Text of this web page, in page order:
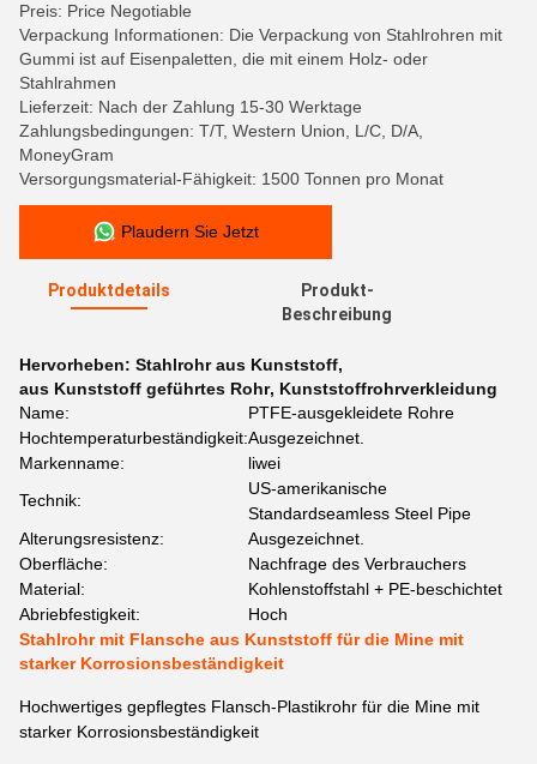
Preis: Price Negotiable
Verpackung Informationen: Die Verpackung von Stahlrohren mit
Gummi ist auf Eisenpaletten, die mit einem Holz- oder
Stahlrahmen
Lieferzeit: Nach der Zahlung 15-30 Werktage
Zahlungsbedingungen: T/T, Western Union, L/C, D/A,
MoneyGram
Versorgungsmaterial-Fähigkeit: 1500 Tonnen pro Monat
Plaudern Sie Jetzt
Produktdetails
Produkt-
Beschreibung
Hervorheben: Stahlrohr aus Kunststoff,
aus Kunststoff geführtes Rohr, Kunststoffrohrverkleidung
Name:
PTFE-ausgekleidete Rohre
Hochtemperaturbeständigkeit:Ausgezeichnet.
Markenname:
liwei
Technik:
US-amerikanische
Standardseamless Steel Pipe
Alterungsresistenz:
Ausgezeichnet.
Oberfläche:
Nachfrage des Verbrauchers
Material:
Kohlenstoffstahl + PE-beschichtet
Abriebfestigkeit:
Hoch
Stahlrohr mit Flansche aus Kunststoff für die Mine mit
starker Korrosionsbeständigkeit
Hochwertiges gepflegtes Flansch-Plastikrohr für die Mine mit
starker Korrosionsbeständigkeit